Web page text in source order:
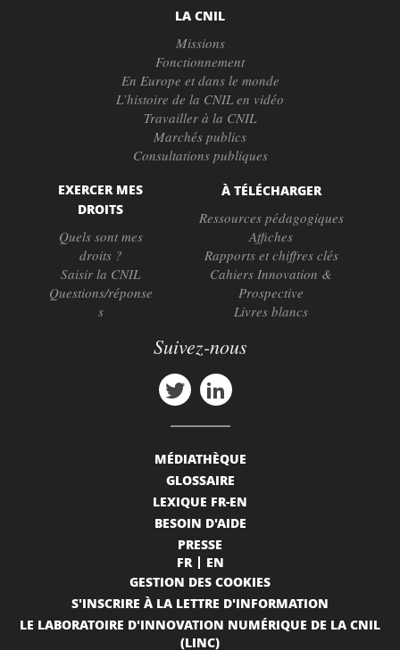
LA CNIL
Missions
Fonctionnement
En Europe et dans le monde
L’histoire de la CNIL en vidéo
Travailler à la CNIL
Marchés publics
Consultations publiques
EXERCER MES
DROITS
Quels sont mes
droits ?
Saisir la CNIL
Questions/réponse
s
À TÉLÉCHARGER
Ressources pédagogiques
Affiches
Rapports et chiffres clés
Cahiers Innovation &
Prospective
Livres blancs
Suivez-nous
MÉDIATHÈQUE
GLOSSAIRE
LEXIQUE FR-EN
BESOIN D'AIDE
PRESSE
FR
EN
GESTION DES COOKIES
S'INSCRIRE À LA LETTRE D'INFORMATION
LE LABORATOIRE D'INNOVATION NUMÉRIQUE DE LA CNIL
(LINC)